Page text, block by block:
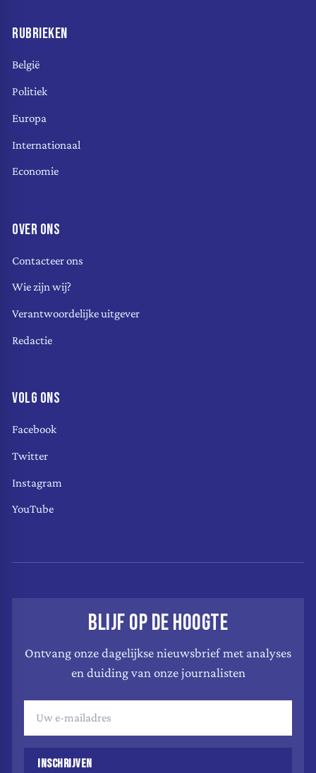
RUBRIEKEN
België
Politiek
Europa
Internationaal
Economie
OVER ONS
Contacteer ons
Wie zijn wij?
Verantwoordelijke uitgever
Redactie
VOLG ONS
Facebook
Twitter
Instagram
YouTube
BLIJF OP DE HOOGTE
Ontvang onze dagelijkse nieuwsbrief met analyses
en duiding van onze journalisten
INSCHRIJVEN